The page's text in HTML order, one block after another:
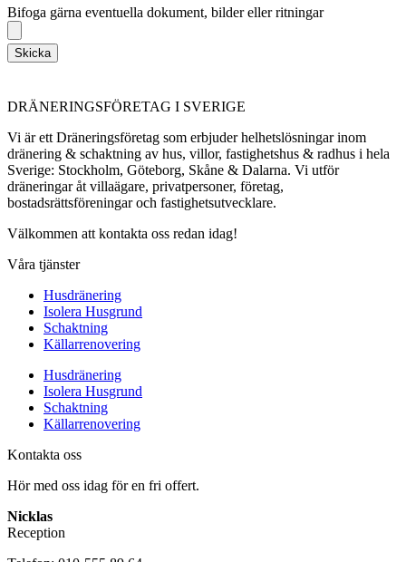
Bifoga gärna eventuella dokument, bilder eller ritningar
Skicka
DRÄNERINGSFÖRETAG I SVERIGE
Vi är ett Dräneringsföretag som erbjuder helhetslösningar inom
dränering & schaktning av hus, villor, fastighetshus & radhus i hela
Sverige: Stockholm, Göteborg, Skåne & Dalarna. Vi utför
dräneringar åt villaägare, privatpersoner, företag,
bostadsrättsföreningar och fastighetsutvecklare.
Välkommen att kontakta oss redan idag!
Våra tjänster
Husdränering
Isolera Husgrund
Schaktning
Källarrenovering
Husdränering
Isolera Husgrund
Schaktning
Källarrenovering
Kontakta oss
Hör med oss idag för en fri offert.
Nicklas
Reception